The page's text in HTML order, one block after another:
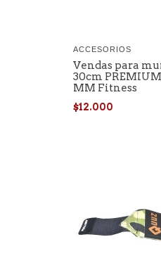
ACCESORIOS
Vendas para
30cm
MM Fitness
$12.000